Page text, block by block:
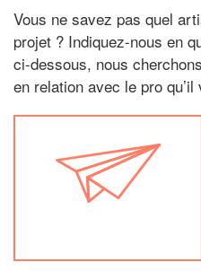
Vous ne savez pas quel
projet ? Indiquez-nous en
ci-dessous, nous
en relation avec le pro qu’il